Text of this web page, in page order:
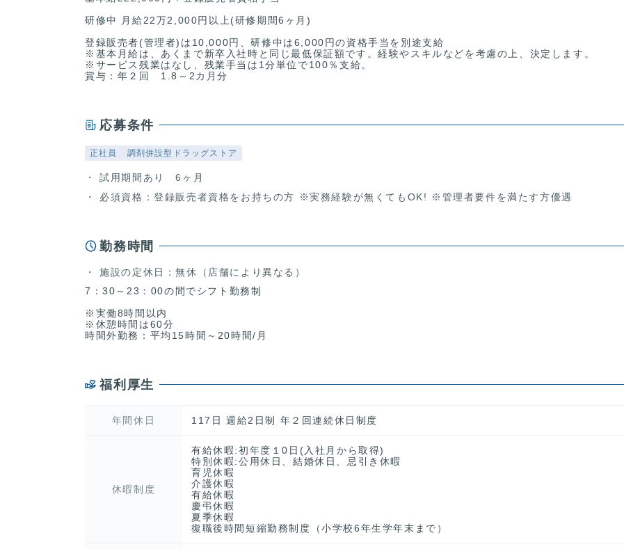
研修中 月給22万2,000円以上(研修期間6ヶ月)
登録販売者(管理者)は10,000円、研修中は6,000円の資格手当を別途支給
※基本月給は、あくまで新卒入社時と同じ最低保証額です。経験やスキルなどを考慮の上、決定します。
※サービス残業はなし、残業手当は1分単位で100％支給。
賞与：年２回 1.8～2カ月分
応募条件
正社員 調剤併設型ドラッグストア
試用期間あり 6ヶ月
必須資格：登録販売者資格をお持ちの方 ※実務経験が無くてもOK! ※管理者要件を満たす方優遇
勤務時間
施設の定休日：無休（店舗により異なる）
7：30～23：00の間でシフト勤務制
※実働8時間以内
※休憩時間は60分
時間外勤務：平均15時間～20時間/月
福利厚生
年間休日 117日 週給2日制 年２回連続休日制度
休暇制度
有給休暇:初年度１0日(入社月から取得)
特別休暇:公用休日、結婚休日、忌引き休暇
育児休暇
介護休暇
有給休暇
慶弔休暇
夏季休暇
復職後時間短縮勤務制度（小学校6年生学年末まで）